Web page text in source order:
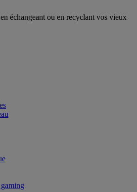
échangeant ou en recyclant vos vieux